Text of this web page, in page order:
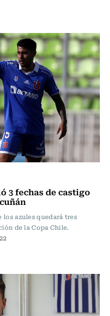
3 fechas de castigo
azules quedará tres
de la Copa Chile.